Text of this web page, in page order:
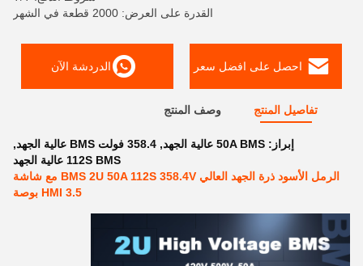
القدرة على العرض: 2000 قطعة في الشهر
احصل على افضل سعر الدردشة الآن
تفاصيل المنتج وصف المنتج
إبراز: 50A BMS عالية الجهد , 358.4 فولت BMS عالية الجهد
,
112S BMS عالية الجهد
الرمل الأسود ذرة الجهد العالي BMS 2U 50A 112S 358.4V مع شاشة
HMI 3.5 بوصة